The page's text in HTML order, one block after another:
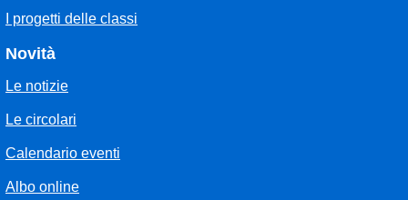
I progetti delle classi
Novità
Le notizie
Le circolari
Calendario eventi
Albo online